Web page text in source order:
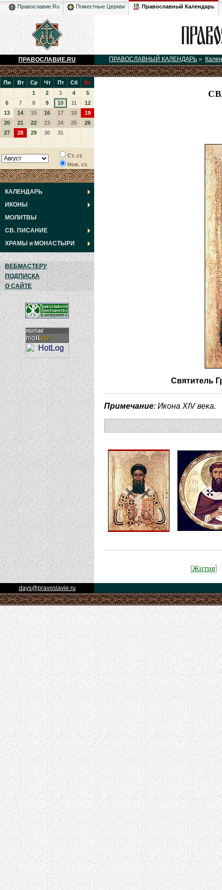
Православие.Ru Поместные Церкви Православный Календарь
ПРАВОСЛАВИЕ.RU ПРАВОСЛАВНЫЙ КАЛЕНДАРЬ »
Пн Вт Ср Чт Пт Сб
Вс
1
2 3 4
5
6
7 8 9 10 11
12
13
14 15 16 17 18
19
20
21 22 23 24 25
26
27
28 29 30 31
Ст. ст.
Нов. ст.
КАЛЕНДАРЬ
ИКОНЫ
МОЛИТВЫ
СВ. ПИСАНИЕ
ХРАМЫ и МОНАСТЫРИ
ВЕБМАСТЕРУ
ПОДПИСКА
О САЙТЕ
Святитель
Примечание: Икона XIV века.
Жития]
days@pravoslavie.ru